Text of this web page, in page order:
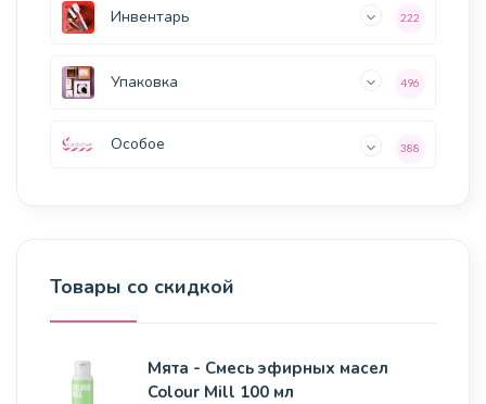
Инвентарь 222
Упаковка 496
Особое 388
Товары со скидкой
Мята - Смесь эфирных масел
Colour Mill 100 мл